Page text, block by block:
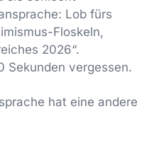
Lob fürs
Floskeln,
2026“.
Sekunden vergessen.
hat eine andere